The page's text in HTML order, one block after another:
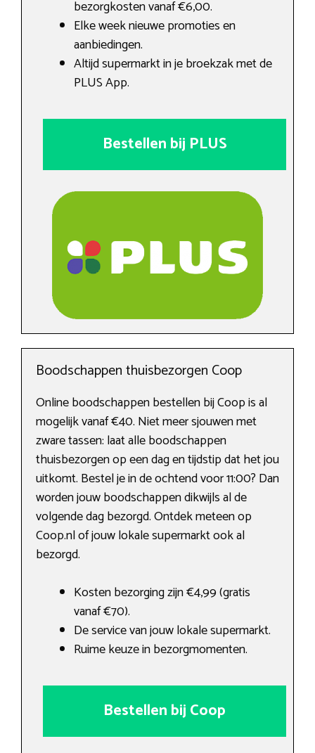
bezorgkosten vanaf €6,00.
Elke week nieuwe promoties en
aanbiedingen.
Altijd supermarkt in je broekzak met de
PLUS App.
Bestellen bij PLUS
Boodschappen thuisbezorgen Coop
Online boodschappen bestellen bij Coop is al
mogelijk vanaf €40. Niet meer sjouwen met
zware tassen: laat alle boodschappen
thuisbezorgen op een dag en tijdstip dat het jou
uitkomt. Bestel je in de ochtend voor 11:00? Dan
worden jouw boodschappen dikwijls al de
volgende dag bezorgd. Ontdek meteen op
Coop.nl of jouw lokale supermarkt ook al
bezorgd.
Kosten bezorging zijn €4,99 (gratis
vanaf €70).
De service van jouw lokale supermarkt.
Ruime keuze in bezorgmomenten.
Bestellen bij Coop